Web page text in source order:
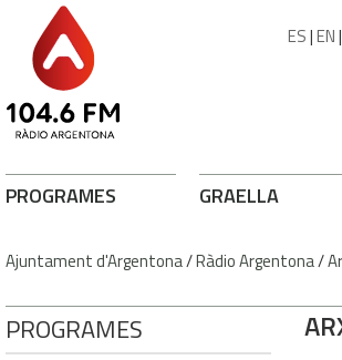
ES|EN|
PROGRAMES GRAELLA
Ajuntament d'Argentona/Ràdio Argentona/
PROGRAMES